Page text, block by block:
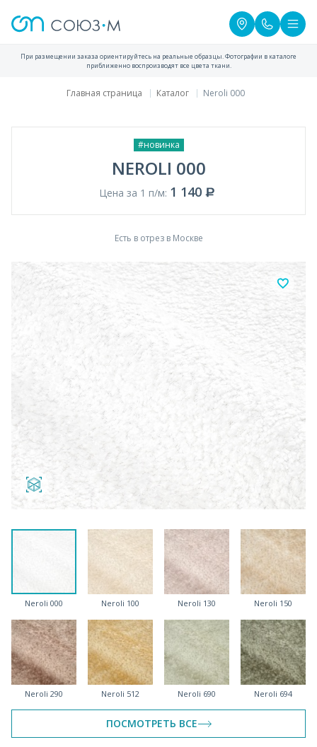
При размещении заказа ориентируйтесь на реальные образцы. Фотографии в каталоге
приближенно воспроизводят все цвета ткани.
Главная страница Каталог Neroli 000
#новинка
NEROLI 000
Цена за 1 п/м: 1 140
Есть в отрез в Москве
Neroli 000 Neroli 100 Neroli 130 Neroli 150
Neroli 290 Neroli 512 Neroli 690 Neroli 694
ПОСМОТРЕТЬ ВСЕ